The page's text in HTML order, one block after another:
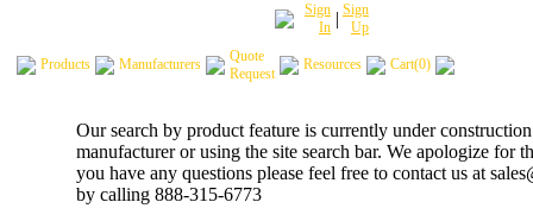
Sign
In | Sign
Up
Products Manufacturers
Quote
Request
Resources Cart(0)
Our search by product feature is currently under
manufacturer or using the site search bar. We apologize for
you have any questions please feel free to contact us at
by calling 888-315-6773